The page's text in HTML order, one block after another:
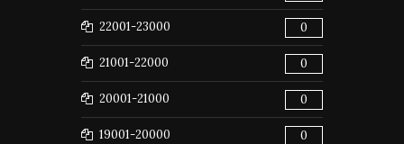
22001-23000 0
21001-22000 0
20001-21000 0
19001-20000 0